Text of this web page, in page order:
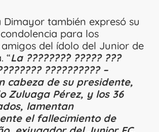
Dimayor también expresó su
para los
del ídolo del Junior de
“La ???????́? ????? ???
?????????? –
cabeza de su presidente,
Zuluaga Pérez, y los 36
lamentan
el fallecimiento de